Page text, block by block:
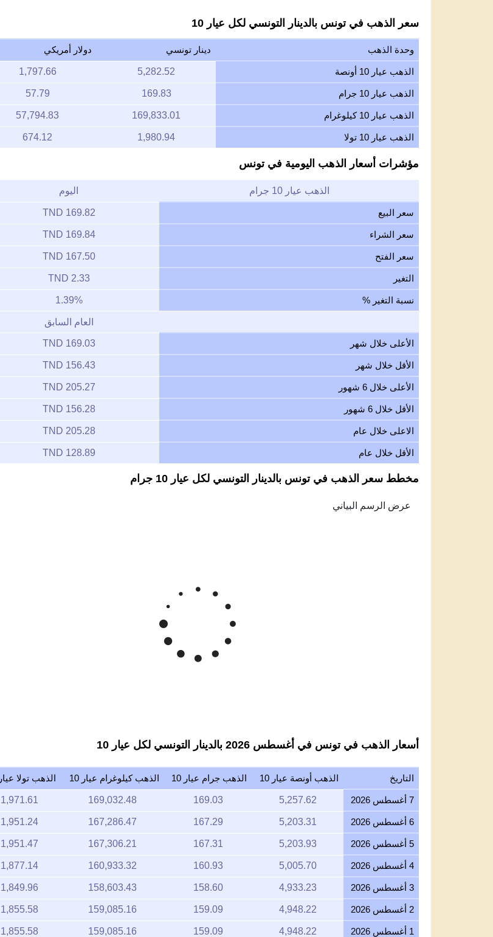
سعر الذهب في تونس بالدينار التونسي لكل عيار 10
وحدة الذهب دينار تونسي دولار أمريكي
الذهب عيار 10 أونصة 5,282.52
1,797.66
الذهب عيار 10 جرام 169.83
57.79
الذهب عيار 10 كيلوغرام 169,833.01
57,794.83
الذهب عيار 10 تولا 1,980.94
674.12
مؤشرات أسعار الذهب اليومية في تونس
الذهب عيار 10 جرام اليوم
سعر البيع 169.82 TND
سعر الشراء 169.84 TND
سعر الفتح 167.50 TND
التغير 2.33 TND
نسبة التغير % 1.39%
العام السابق
الأعلى خلال شهر 169.03 TND
الأقل خلال شهر 156.43 TND
الأعلى خلال 6 شهور 205.27 TND
الأقل خلال 6 شهور 156.28 TND
الاعلى خلال عام 205.28 TND
الأقل خلال عام 128.89 TND
مخطط سعر الذهب في تونس بالدينار التونسي لكل عيار 10 جرام
May '26
Feb 7, 2026 → Aug 7, 2026
التاريخ الذهب أونصة عيار 10 الذهب جرام عيار 10 الذهب كيلوغرام عيار 10
7 أغسطس 2026 5,257.62
169.03
169,032.48
1,971.61
6 أغسطس 2026 5,203.31
167.29
167,286.47
1,951.24
5 أغسطس 2026 5,203.93
167.31
167,306.21
1,951.47
4 أغسطس 2026 5,005.70
160.93
160,933.32
1,877.14
3 أغسطس 2026 4,933.23
158.60
158,603.43
1,849.96
2 أغسطس 2026 4,948.22
159.09
159,085.16
1,855.58
1 أغسطس 2026 4,948.22
159.09
159,085.16
1,855.58
31 يوليو 2026 4,965.65
159.65
159,645.63
1,862.12